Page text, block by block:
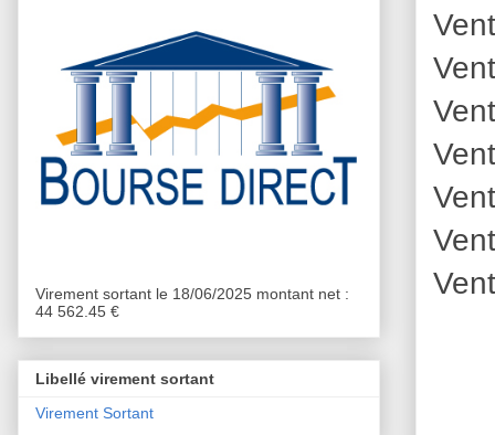
Virement sortant le 18/06/2025 montant net :
44 562.45 €
Libellé virement sortant
Virement Sortant